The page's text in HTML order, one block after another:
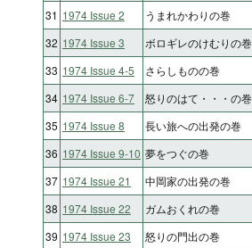
31 1974 Issue 2 うまれかわりの巻
32 1974 Issue 3 ボロギレのけむりの巻
33 1974 Issue 4-5 さらしものの巻
34 1974 Issue 6-7 怒りのはて・・・の巻
35 1974 Issue 8 長い旅への出発の巻
36 1974 Issue 9-10 夢をつぐの巻
37 1974 Issue 21 中岡家の出発の巻
38 1974 Issue 22 ガムおくれの巻
39 1974 Issue 23 怒りの門出の巻